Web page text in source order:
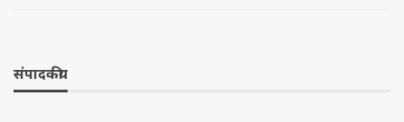
संपादकीय